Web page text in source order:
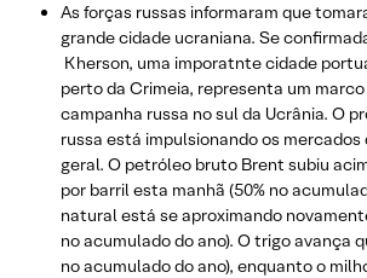
As forças russas informaram que
grande cidade ucraniana. Se
Kherson, uma imporatnte cidade
perto da Crimeia, representa um
campanha russa no sul da Ucrânia. O
russa está impulsionando os
geral. O petróleo bruto Brent subiu
por barril esta manhã (50% no
natural está se aproximando
no acumulado do ano). O trigo avança
no acumulado do ano), enquanto o